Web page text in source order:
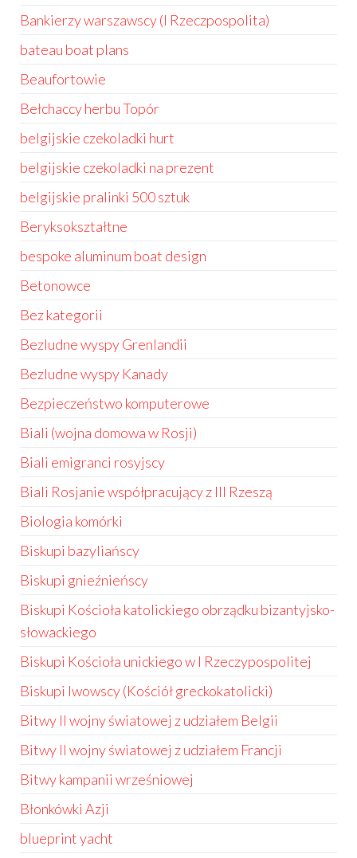
Bankierzy warszawscy (I Rzeczpospolita)
bateau boat plans
Beaufortowie
Bełchaccy herbu Topór
belgijskie czekoladki hurt
belgijskie czekoladki na prezent
belgijskie pralinki 500 sztuk
Beryksokształtne
bespoke aluminum boat design
Betonowce
Bez kategorii
Bezludne wyspy Grenlandii
Bezludne wyspy Kanady
Bezpieczeństwo komputerowe
Biali (wojna domowa w Rosji)
Biali emigranci rosyjscy
Biali Rosjanie współpracujący z III Rzeszą
Biologia komórki
Biskupi bazyliańscy
Biskupi gnieźnieńscy
Biskupi Kościoła katolickiego obrządku bizantyjsko-
słowackiego
Biskupi Kościoła unickiego w I Rzeczypospolitej
Biskupi lwowscy (Kościół greckokatolicki)
Bitwy II wojny światowej z udziałem Belgii
Bitwy II wojny światowej z udziałem Francji
Bitwy kampanii wrześniowej
Błonkówki Azji
blueprint yacht